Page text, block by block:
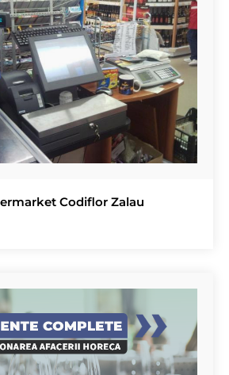
Codiflor Zalau